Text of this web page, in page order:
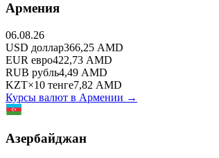
Армения
06.08.26
USD доллар366,25 AMD
EUR евро422,73 AMD
RUB рубль4,49 AMD
KZT×10 тенге7,82 AMD
Курсы валют в Армении →
Азербайджан